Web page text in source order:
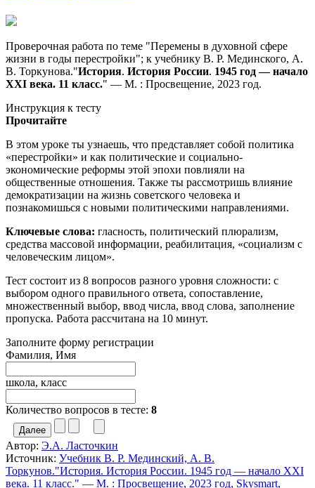
Проверочная работа по теме "Перемены в духовной сфере
жизни в годы перестройки"; к учебнику В. Р. Мединского, А.
В. Торкунова."История. История России. 1945 год — начало
XXI века. 11 класс." — М. : Просвещение, 2023 год.
Инструкция к тесту
Прочитайте
В этом уроке ты узнаешь, что представляет собой политика
«перестройки» и как политические и социально-
экономические реформы этой эпохи повлияли на
общественные отношения. Также ты рассмотришь влияние
демократизации на жизнь советского человека и
познакомишься с новыми политическими направлениями.
Ключевые слова: гласность, политический плюрализм,
средства массовой информации, реабилитация, «социализм с
человеческим лицом».
Тест состоит из 8 вопросов разного уровня сложности: с
выбором одного правильного ответа, сопоставление,
множественный выбор, ввод числа, ввод слова, заполнение
пропуска. Работа рассчитана на 10 минут.
Заполните форму регистрации
Фамилия, Имя
школа, класс
Количество вопросов в тесте: 8
Автор: Э.А. Ласточкин
Источник: Учебник В. Р. Мединский, А. В.
Торкунов."История. История России. 1945 год — начало XXI
века. 11 класс." — М. : Просвещение, 2023 год, Skysmart,